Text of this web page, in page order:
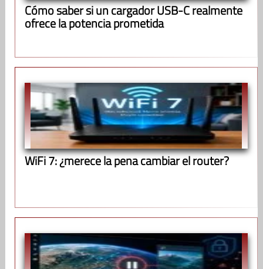
Cómo saber si un cargador USB-C realmente
ofrece la potencia prometida
WiFi 7: ¿merece la pena cambiar el router?